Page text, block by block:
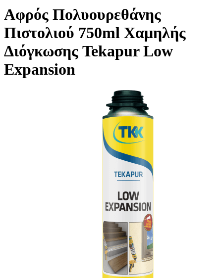
Αφρός Πολυουρεθάνης
Πιστολιού 750ml Χαμηλής
Διόγκωσης Tekapur Low
Expansion